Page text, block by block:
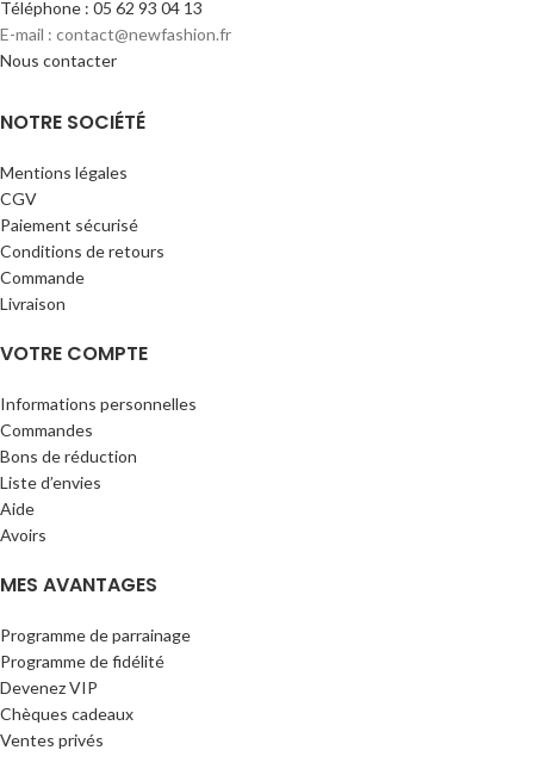
Téléphone : 05 62 93 04 13
E-mail : contact@newfashion.fr
Nous contacter
NOTRE SOCIÉTÉ
Mentions légales
CGV
Paiement sécurisé
Conditions de retours
Commande
Livraison
VOTRE COMPTE
Informations personnelles
Commandes
Bons de réduction
Liste d’envies
Aide
Avoirs
MES AVANTAGES
Programme de parrainage
Programme de fidélité
Devenez VIP
Chèques cadeaux
Ventes privés